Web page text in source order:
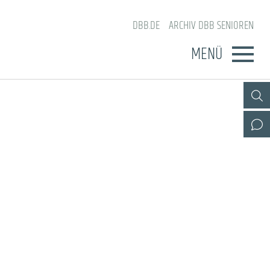
DBB.DE ARCHIV DBB SENIOREN
MENÜ